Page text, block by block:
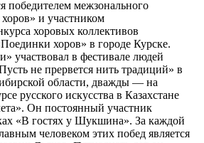
победителем межзонального
и участником
хоровых коллективов
хоров» в городе Курске.
участвовал в фестивале людей
не прервется нить традиций» в
области, дважды — на
русского искусства в Казахстане
Он постоянный участник
«В гостях у Шукшина». За каждой
человеком этих побед является